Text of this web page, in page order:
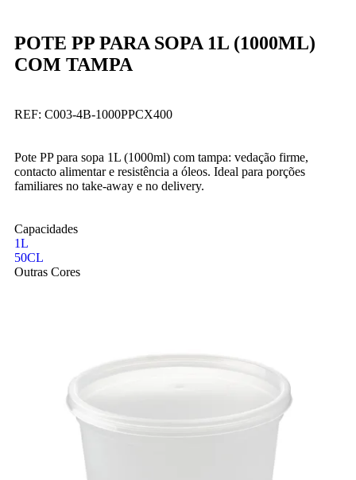
POTE PP PARA SOPA 1L (1000ML)
COM TAMPA
REF: C003-4B-1000PPCX400
Pote PP para sopa 1L (1000ml) com tampa: vedação firme,
contacto alimentar e resistência a óleos. Ideal para porções
familiares no take-away e no delivery.
Capacidades
1L
50CL
Outras Cores